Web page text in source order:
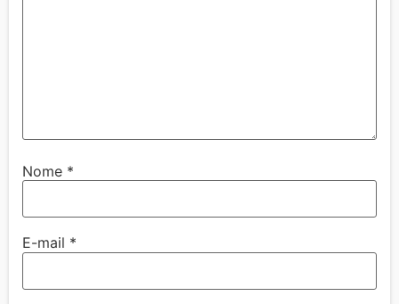
Nome *
E-mail *